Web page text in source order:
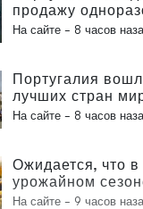
продажу
для напитков
На сайте - 8 часов
Португалия
лучших стран
экспатов
На сайте - 8 часов
Ожидается, что в
урожайном
производство
На сайте - 9 часов